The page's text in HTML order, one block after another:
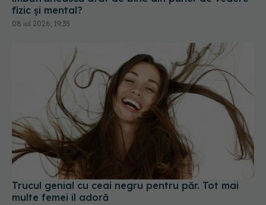
fizic și mental?
08 iul 2026, 19:35
Trucul genial cu ceai negru pentru păr. Tot mai
multe femei îl adoră